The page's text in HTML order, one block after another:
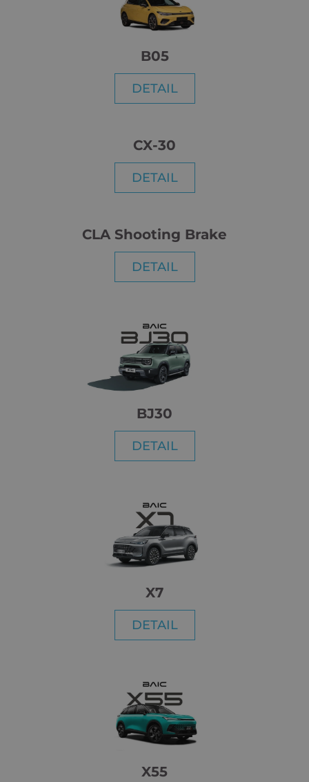
B05
DETAIL
CX-30
DETAIL
CLA Shooting Brake
DETAIL
BJ30
DETAIL
X7
DETAIL
X55